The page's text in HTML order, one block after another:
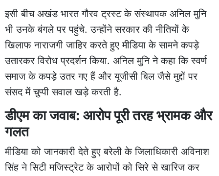
इसी बीच अखंड भारत गौरव ट्रस्ट के संस्थापक अनिल मुनि
भी उनके बंगले पर पहुंचे. उन्होंने सरकार की नीतियों के
खिलाफ नाराजगी जाहिर करते हुए मीडिया के सामने कपड़े
उतारकर विरोध प्रदर्शन किया. अनिल मुनि ने कहा कि स्वर्ण
समाज के कपड़े उतर गए हैं और यूजीसी बिल जैसे मुद्दों पर
संसद में चुप्पी सवाल खड़े करती है.
डीएम का जवाब: आरोप पूरी तरह भ्रामक और
गलत
मीडिया को जानकारी देते हुए बरेली के जिलाधिकारी अविनाश
सिंह ने सिटी मजिस्ट्रेट के आरोपों को सिरे से खारिज कर